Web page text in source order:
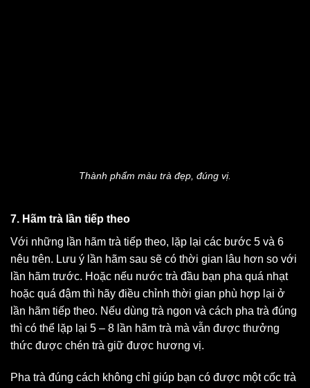
Thành phẩm màu trà đẹp, đúng vị.
7. Hãm trà lần tiếp theo
Với những lần hãm trà tiếp theo, lặp lại các bước 5 và 6
nêu trên. Lưu ý lần hãm sau sẽ có thời gian lâu hơn so với
lần hãm trước. Hoặc nếu nước trà đầu bạn pha quá nhạt
hoặc quá đậm thì hãy điều chỉnh thời gian phù hợp lại ở
lần hãm tiếp theo. Nếu dùng trà ngon và cách pha trà đúng
thì có thể lặp lại 5 – 8 lần hãm trà mà vẫn được thưởng
thức được chén trà giữ được hương vị.
Pha trà đúng cách không chỉ giúp bạn có được một cốc trà